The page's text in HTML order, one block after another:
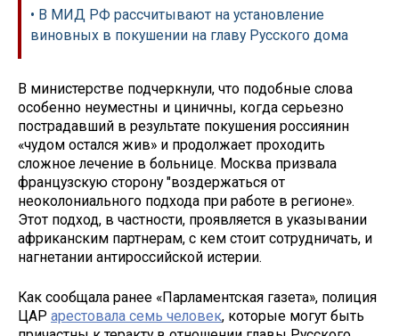
• В МИД РФ рассчитывают на установление
виновных в покушении на главу Русского дома
В министерстве подчеркнули, что подобные слова
особенно неуместны и циничны, когда серьезно
пострадавший в результате покушения россиянин
«чудом остался жив» и продолжает проходить
сложное лечение в больнице. Москва призвала
французскую сторону "воздержаться от
неоколониального подхода при работе в регионе».
Этот подход, в частности, проявляется в указывании
африканским партнерам, с кем стоит сотрудничать, и
нагнетании антироссийской истерии.
Как сообщала ранее «Парламентская газета», полиция
ЦАР арестовала семь человек, которые могут быть